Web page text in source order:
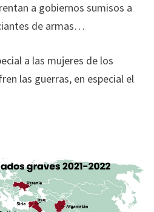
a gobiernos sumisos a
de armas…
a las mujeres de los
las guerras, en especial el